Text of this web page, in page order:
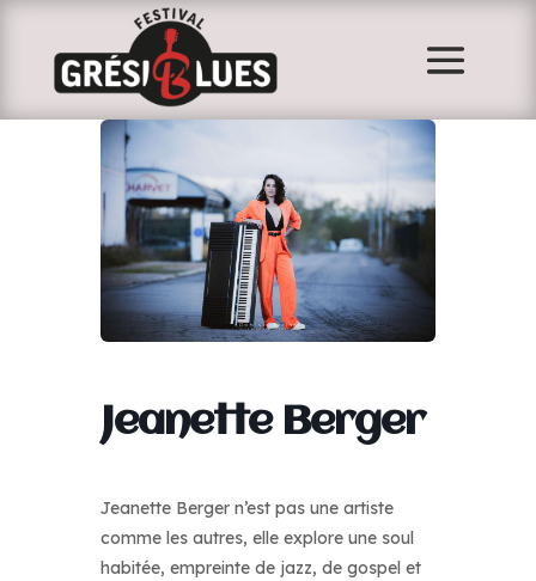
Jeanette Berger
Jeanette Berger n’est pas une artiste
comme les autres, elle explore une soul
habitée, empreinte de jazz, de gospel et